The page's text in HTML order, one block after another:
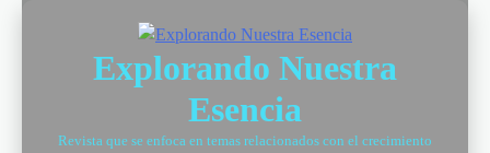
Explorando Nuestra
Esencia
Revista que se enfoca en temas relacionados con el crecimiento